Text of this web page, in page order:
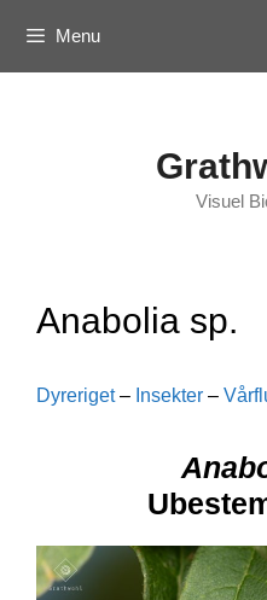
content
Menu
Visuel
Anabolia sp.
Dyreriget– Insekter –